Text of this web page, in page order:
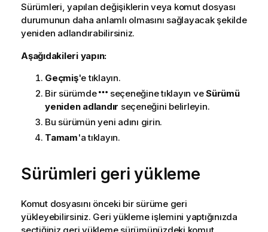
Sürümleri, yapılan değişiklerin veya komut dosyası
durumunun daha anlamlı olmasını sağlayacak şekilde
yeniden adlandırabilirsiniz.
Aşağıdakileri yapın:
Geçmiş'e tıklayın.
Bir sürümde
seçeneğine tıklayın veSürümü
yeniden adlandır seçeneğini belirleyin.
Bu sürümün yeni adını girin.
Tamam'a tıklayın.
Sürümleri geri yükleme
Komut dosyasını önceki bir sürüme geri
yükleyebilirsiniz. Geri yükleme işlemini yaptığınızda